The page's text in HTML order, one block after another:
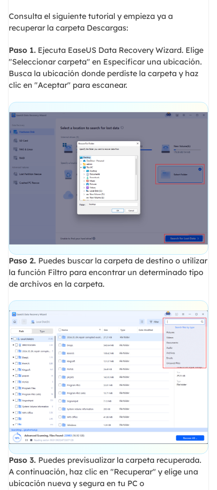
Consulta el siguiente tutorial y empieza ya a
recuperar la carpeta Descargas:
Paso 1.Ejecuta EaseUS Data Recovery Wizard. Elige
"Seleccionar carpeta" en Especificar una ubicación.
Busca la ubicación donde perdiste la carpeta y haz
clic en "Aceptar" para escanear.
Paso 2. Puedes buscar la carpeta de destino o utilizar
la función Filtro para encontrar un determinado tipo
de archivos en la carpeta.
Paso 3. Puedes previsualizar la carpeta recuperada.
A continuación, haz clic en "Recuperar" y elige una
ubicación nueva y segura en tu PC o